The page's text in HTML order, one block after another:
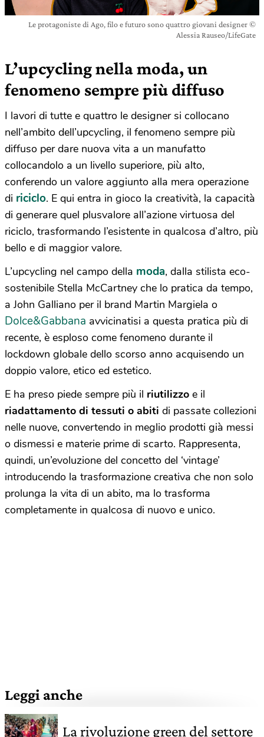
Le protagoniste di Ago, filo e futuro sono quattro giovani designer ©
Alessia Rauseo/LifeGate
L’upcycling nella moda, un
fenomeno sempre più diffuso
I lavori di tutte e quattro le designer si collocano
nell’ambito dell’upcycling, il fenomeno sempre più
diffuso per dare nuova vita a un manufatto
collocandolo a un livello superiore, più alto,
conferendo un valore aggiunto alla mera operazione
di riciclo. E qui entra in gioco la creatività, la capacità
di generare quel plusvalore all’azione virtuosa del
riciclo, trasformando l’esistente in qualcosa d’altro, più
bello e di maggior valore.
L’upcycling nel campo della moda, dalla stilista eco-
sostenibile Stella McCartney che lo pratica da tempo,
a John Galliano per il brand Martin Margiela o
Dolce&Gabbana avvicinatisi a questa pratica più di
recente, è esploso come fenomeno durante il
lockdown globale dello scorso anno acquisendo un
doppio valore, etico ed estetico.
E ha preso piede sempre più il riutilizzo e il
riadattamento di tessuti o abiti di passate collezioni
nelle nuove, convertendo in meglio prodotti già messi
o dismessi e materie prime di scarto. Rappresenta,
quindi, un’evoluzione del concetto del ‘vintage’
introducendo la trasformazione creativa che non solo
prolunga la vita di un abito, ma lo trasforma
completamente in qualcosa di nuovo e unico.
Leggi anche
La rivoluzione green del settore